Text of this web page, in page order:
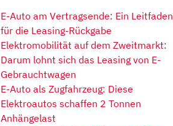
E-Auto am Vertragsende: Ein Leitfaden
für die Leasing-Rückgabe
Elektromobilität auf dem Zweitmarkt:
Darum lohnt sich das Leasing von E-
Gebrauchtwagen
E-Auto als Zugfahrzeug: Diese
Elektroautos schaffen 2 Tonnen
Anhängelast